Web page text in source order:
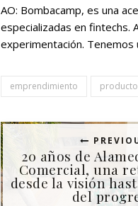
AO: Bombacamp, es una
especializadas en fintechs.
experimentación. Tenemos
emprendimiento
20 años de
Comercial, una
desde la visión
del